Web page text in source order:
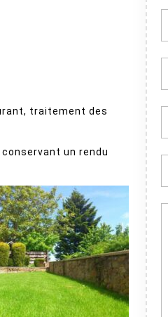
traitement des
un rendu